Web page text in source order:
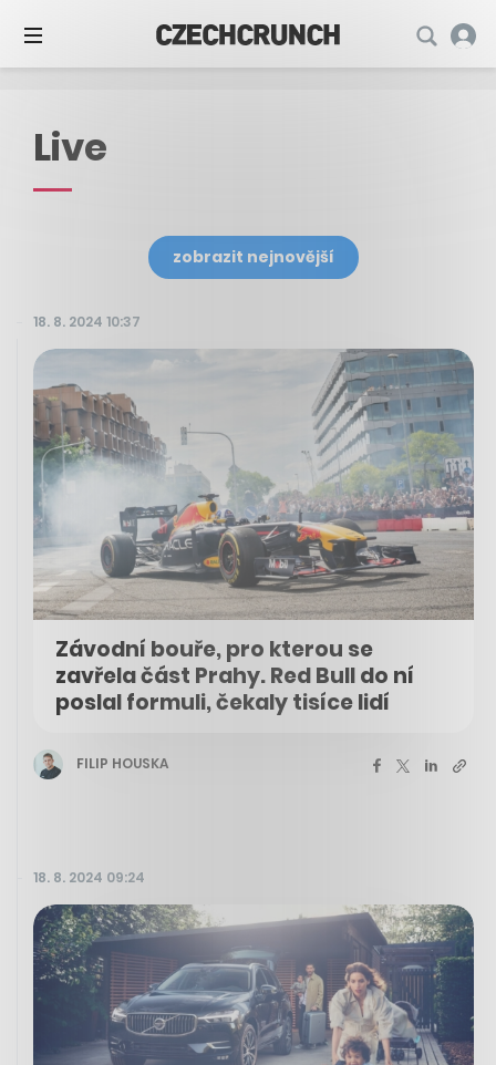
Live
zobrazit nejnovější
18. 8. 2024 10:37
Závodní bouře, pro kterou se
zavřela část Prahy. Red Bull do ní
poslal formuli, čekaly tisíce lidí
FILIP HOUSKA
18. 8. 2024 09:24